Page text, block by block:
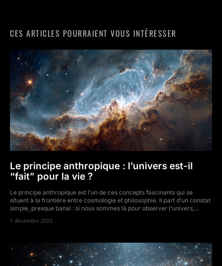
CES ARTICLES POURRAIENT VOUS INTÉRESSER
Le principe anthropique : l’univers est-il
“fait” pour la vie ?
Le principe anthropique est l’un de ces concepts fascinants qui se
situent à la frontière entre cosmologie et philosophie. Il part d’un constat
simple, presque banal : si nous sommes là pour observer l’univers,...
1 décembre 2025